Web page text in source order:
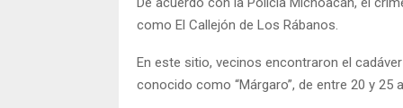
como El Callejón de Los Rábanos.
En este sitio, vecinos encontraron el
conocido como “Márgaro”, de entre 20 y